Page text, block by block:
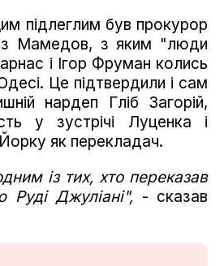
підлеглим був прокурор
Мамедов, з яким "люди
і Ігор Фруман колись
Це підтвердили і сам
нардеп Гліб Загорій,
у зустрічі Луценка і
як перекладач.
із тих, хто переказав
Руді Джуліані", - сказав